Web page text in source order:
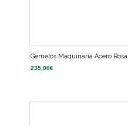
Gemelos Maquinaria Acero Rosa
235,00€